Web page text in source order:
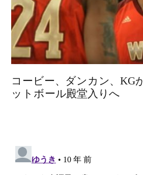
コービー、ダンカン、KG
ットボール殿堂入りへ